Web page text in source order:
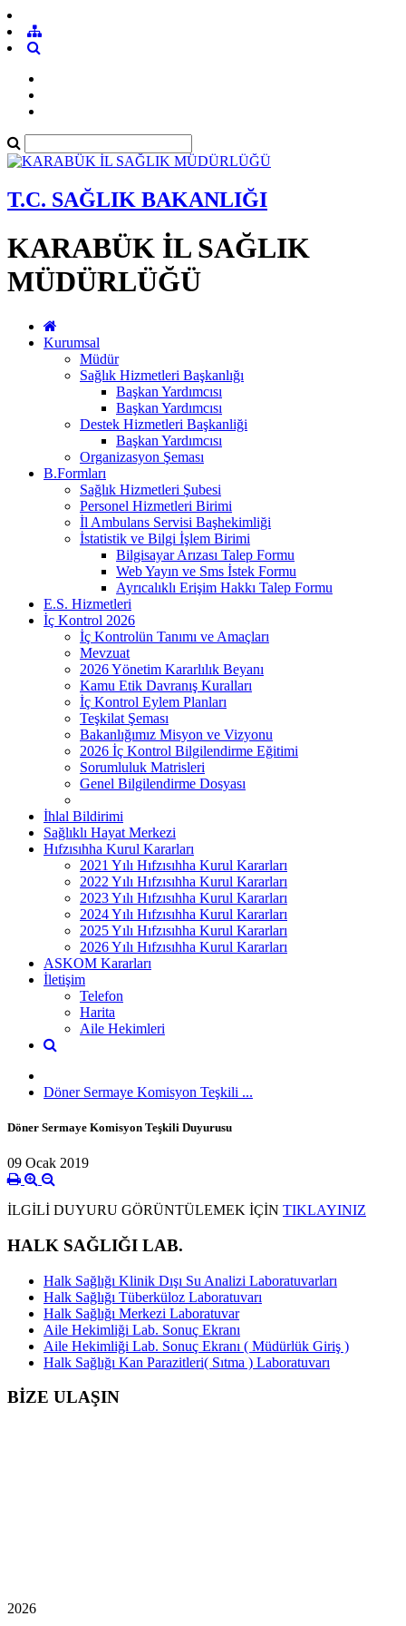
T.C. SAĞLIK BAKANLIĞI
KARABÜK İL SAĞLIK
MÜDÜRLÜĞÜ
Kurumsal
Müdür
Sağlık Hizmetleri Başkanlığı
Başkan Yardımcısı
Başkan Yardımcısı
Destek Hizmetleri Başkanliği
Başkan Yardımcısı
Organizasyon Şeması
B.Formları
Sağlık Hizmetleri Şubesi
Personel Hizmetleri Birimi
İl Ambulans Servisi Başhekimliği
İstatistik ve Bilgi İşlem Birimi
Bilgisayar Arızası Talep Formu
Web Yayın ve Sms İstek Formu
Ayrıcalıklı Erişim Hakkı Talep Formu
E.S. Hizmetleri
İç Kontrol 2026
İç Kontrolün Tanımı ve Amaçları
Mevzuat
2026 Yönetim Kararlılık Beyanı
Kamu Etik Davranış Kuralları
İç Kontrol Eylem Planları
Teşkilat Şeması
Bakanlığımız Misyon ve Vizyonu
2026 İç Kontrol Bilgilendirme Eğitimi
Sorumluluk Matrisleri
Genel Bilgilendirme Dosyası
İhlal Bildirimi
Sağlıklı Hayat Merkezi
Hıfzısıhha Kurul Kararları
2021 Yılı Hıfzısıhha Kurul Kararları
2022 Yılı Hıfzısıhha Kurul Kararları
2023 Yılı Hıfzısıhha Kurul Kararları
2024 Yılı Hıfzısıhha Kurul Kararları
2025 Yılı Hıfzısıhha Kurul Kararları
2026 Yılı Hıfzısıhha Kurul Kararları
ASKOM Kararları
İletişim
Telefon
Harita
Aile Hekimleri
Döner Sermaye Komisyon Teşkili ...
Döner Sermaye Komisyon Teşkili Duyurusu
09 Ocak 2019
İLGİLİ DUYURU GÖRÜNTÜLEMEK İÇİN TIKLAYINIZ
HALK SAĞLIĞI LAB.
Halk Sağlığı Klinik Dışı Su Analizi Laboratuvarları
Halk Sağlığı Tüberküloz Laboratuvarı
Halk Sağlığı Merkezi Laboratuvar
Aile Hekimliği Lab. Sonuç Ekranı
Aile Hekimliği Lab. Sonuç Ekranı ( Müdürlük Giriş )
Halk Sağlığı Kan Parazitleri( Sıtma ) Laboratuvarı
BİZE ULAŞIN
2026